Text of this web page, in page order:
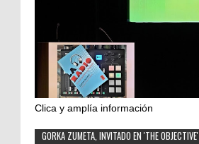
Clica y amplía información
GORKA ZUMETA, INVITADO EN 'THE OBJECTIVE'